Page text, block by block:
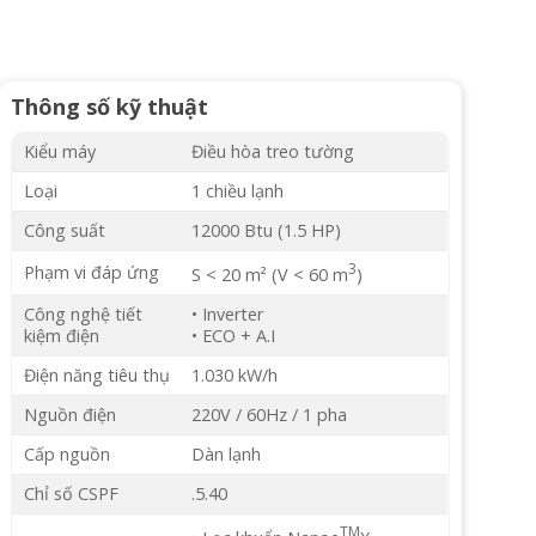
Thông số kỹ thuật
Kiểu máy
Điều hòa treo tường
Loại
1 chiều lạnh
Công suất
12000 Btu (1.5 HP)
Phạm vi đáp ứng
S < 20 m² (V < 60 m3)
Công nghệ tiết
kiệm điện
• Inverter
• ECO + A.I
Điện năng tiêu thụ
1.030 kW/h
Nguồn điện
220V / 60Hz / 1 pha
Cấp nguồn
Dàn lạnh
Chỉ số CSPF
.5.40